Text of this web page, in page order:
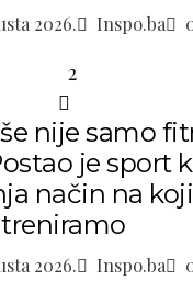
2026. Inspo.ba
nije samo
je sport
način na koji
treniramo
2026. Inspo.ba